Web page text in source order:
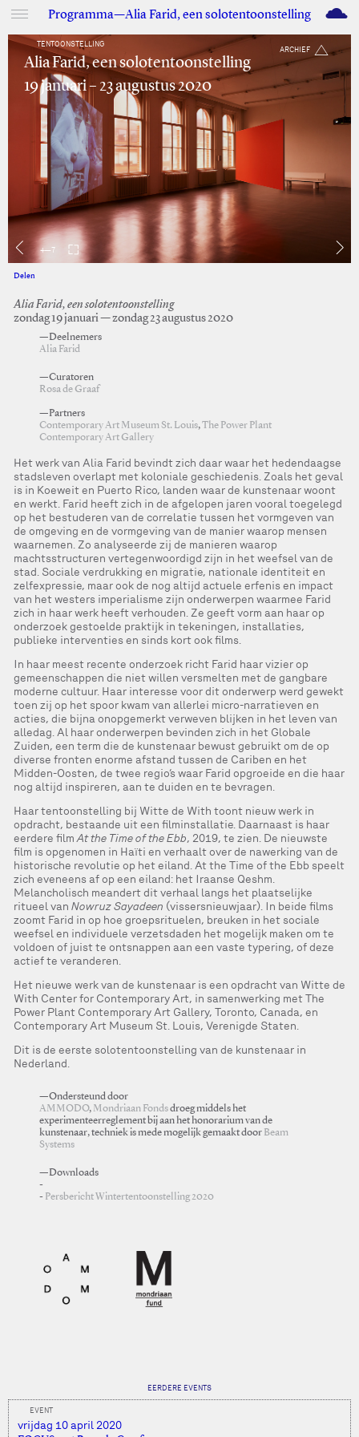
Programma—Alia Farid, een solotentoonstelling M
TENTOONSTELLING
ARCHIEF
Alia Farid, een solotentoonstelling
19 januari – 23 augustus 2020
4— 7
Delen
Alia Farid, een solotentoonstelling
zondag 19 januari — zondag 23 augustus 2020
—Deelnemers
Alia Farid
—Curatoren
Rosa de Graaf
—Partners
Contemporary Art Museum St. Louis,The Power Plant
Contemporary Art Gallery
Het werk van Alia Farid bevindt zich daar waar het hedendaagse
stadsleven overlapt met koloniale geschiedenis. Zoals het geval
is in Koeweit en Puerto Rico, landen waar de kunstenaar woont
en werkt. Farid heeft zich in de afgelopen jaren vooral toegelegd
op het bestuderen van de correlatie tussen het vormgeven van
de omgeving en de vormgeving van de manier waarop mensen
waarnemen. Zo analyseerde zij de manieren waarop
machtsstructuren vertegenwoordigd zijn in het weefsel van de
stad. Sociale verdrukking en migratie, nationale identiteit en
zelfexpressie, maar ook de nog altijd actuele erfenis en impact
van het westers imperialisme zijn onderwerpen waarmee Farid
zich in haar werk heeft verhouden. Ze geeft vorm aan haar op
onderzoek gestoelde praktijk in tekeningen, installaties,
publieke interventies en sinds kort ook films.
In haar meest recente onderzoek richt Farid haar vizier op
gemeenschappen die niet willen versmelten met de gangbare
moderne cultuur. Haar interesse voor dit onderwerp werd gewekt
toen zij op het spoor kwam van allerlei micro-narratieven en
acties, die bijna onopgemerkt verweven blijken in het leven van
alledag. Al haar onderwerpen bevinden zich in het Globale
Zuiden, een term die de kunstenaar bewust gebruikt om de op
diverse fronten enorme afstand tussen de Cariben en het
Midden-Oosten, de twee regio’s waar Farid opgroeide en die haar
nog altijd inspireren, aan te duiden en te bevragen.
Haar tentoonstelling bij Witte de With toont nieuw werk in
opdracht, bestaande uit een filminstallatie. Daarnaast is haar
eerdere filmAt the Time of the Ebb, 2019, te zien. De nieuwste
film is opgenomen in Haïti en verhaalt over de nawerking van de
historische revolutie op het eiland. At the Time of the Ebb speelt
zich eveneens af op een eiland: het Iraanse Qeshm.
Melancholisch meandert dit verhaal langs het plaatselijke
ritueel van Nowruz Sayadeen (vissersnieuwjaar). In beide films
zoomt Farid in op hoe groepsrituelen, breuken in het sociale
weefsel en individuele verzetsdaden het mogelijk maken om te
voldoen of juist te ontsnappen aan een vaste typering, of deze
actief te veranderen.
Het nieuwe werk van de kunstenaar is een opdracht van Witte de
With Center for Contemporary Art, in samenwerking met The
Power Plant Contemporary Art Gallery, Toronto, Canada, en
Contemporary Art Museum St. Louis, Verenigde Staten.
Dit is de eerste solotentoonstelling van de kunstenaar in
Nederland.
—Ondersteund door
AMMODO, Mondriaan Fondsdroeg middels het
experimenteerreglement bij aan het honorarium van de
kunstenaar, techniek is mede mogelijk gemaakt door Beam
Systems
—Downloads
Persbericht Wintertentoonstelling 2020
EERDERE EVENTS
EVENT
vrijdag 10 april 2020